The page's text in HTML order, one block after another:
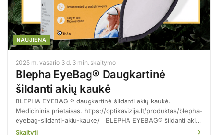
NAUJIENA
2025 m. vasario 3 d.·3 min. skaitymo
Blepha EyeBag® Daugkartinė
šildanti akių kaukė
BLEPHA EYEBAG ® daugkartinė šildanti akių kaukė.
Medicininis prietaisas. https://optikavizija.lt/produktas/blepha-
eyebag-sildanti-akiu-kauke/ BLEPHA EYEBAG® šildanti akių
kaukė, suteikia komforto ir gydo Meibomo liaukų…
Skaityti